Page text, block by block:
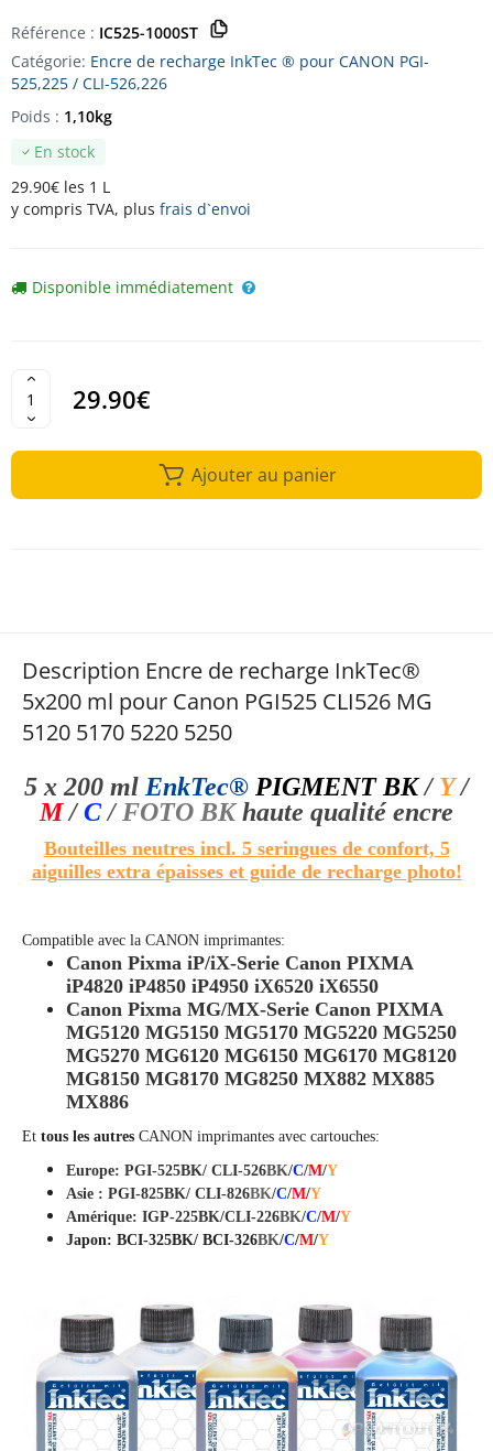
Référence : IC525-1000ST
Catégorie: Encre de recharge InkTec ® pour CANON PGI-
525,225 / CLI-526,226
En stock
29.90€ les 1 L
y compris TVA, plus frais d`envoi
Poids : 1,10kg
Disponible immédiatement
29.90€
Ajouter au panier
Description Encre de recharge InkTec®
5x200 ml pour Canon PGI525 CLI526 MG
5120 5170 5220 5250
5 x 200 ml EnkTec® PIGMENT BK/Y/
M/C/ FOTO BK haute qualitéencre
Bouteilles neutres incl. 5 seringues de confort, 5
aiguilles extra épaisses et guide de recharge photo!
Compatible avec la CANON imprimantes:
Canon Pixma iP/iX-Serie Canon PIXMA
iP4820 iP4850 iP4950 iX6520 iX6550
Canon Pixma MG/MX-Serie Canon PIXMA
MG5120 MG5150 MG5170 MG5220 MG5250
MG5270 MG6120 MG6150 MG6170 MG8120
MG8150 MG8170 MG8250 MX882 MX885
MX886
Et tous les autres CANON imprimantes avec cartouches:
Europe: PGI-525BK/ CLI-526BK/C/M/Y
Asie : PGI-825BK/ CLI-826BK/C/M/Y
Amérique: IGP-225BK/CLI-226BK/C/M/Y
Japon: BCI-325BK/ BCI-326BK/C/M/Y